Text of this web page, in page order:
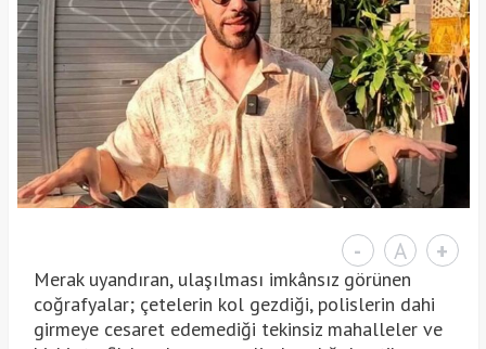
- A +
Merak uyandıran, ulaşılması imkânsız görünen
coğrafyalar; çetelerin kol gezdiği, polislerin dahi
girmeye cesaret edemediği tekinsiz mahalleler ve